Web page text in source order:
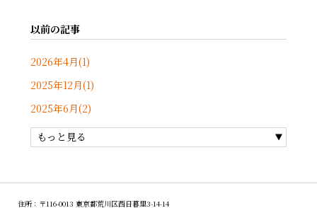
以前の記事
2026年4月(1)
2025年12月(1)
2025年6月(2)
もっと見る
住所：〒116-0013 東京都荒川区西日暮里3-14-14